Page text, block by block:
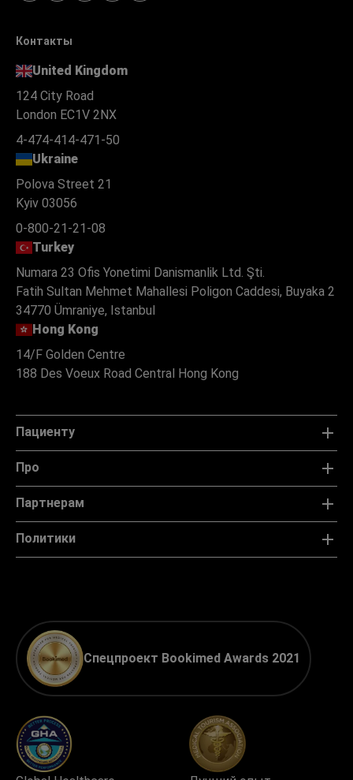
Контакты
United Kingdom
124 City Road
London EC1V 2NX
4-474-414-471-50
Ukraine
Polova Street 21
Kyiv 03056
0-800-21-21-08
Turkey
Numara 23 Ofis Yonetimi Danismanlik Ltd. Şti.
Fatih Sultan Mehmet Mahallesi Poligon Caddesi, Buyaka 2
34770 Ümraniye, Istanbul
Hong Kong
14/F Golden Centre
188 Des Voeux Road Central Hong Kong
Пациенту
Про
Партнерам
Политики
Спецпроект Bookimed Awards 2021